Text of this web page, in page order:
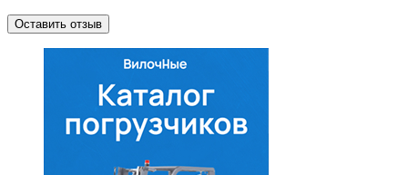
Оставить отзыв